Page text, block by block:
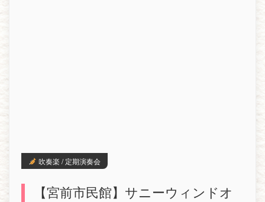
吹奏楽 / 定期演奏会
【宮前市民館】サニーウィンドオ